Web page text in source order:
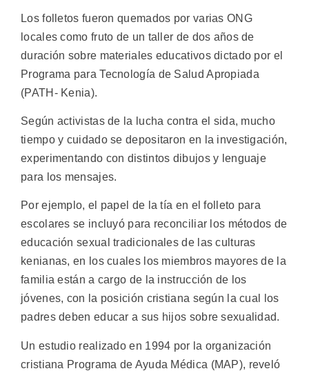
Los folletos fueron quemados por varias ONG
locales como fruto de un taller de dos años de
duración sobre materiales educativos dictado por el
Programa para Tecnología de Salud Apropiada
(PATH- Kenia).
Según activistas de la lucha contra el sida, mucho
tiempo y cuidado se depositaron en la investigación,
experimentando con distintos dibujos y lenguaje
para los mensajes.
Por ejemplo, el papel de la tía en el folleto para
escolares se incluyó para reconciliar los métodos de
educación sexual tradicionales de las culturas
kenianas, en los cuales los miembros mayores de la
familia están a cargo de la instrucción de los
jóvenes, con la posición cristiana según la cual los
padres deben educar a sus hijos sobre sexualidad.
Un estudio realizado en 1994 por la organización
cristiana Programa de Ayuda Médica (MAP), reveló